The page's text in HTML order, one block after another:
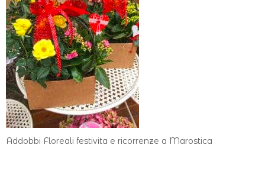
Addobbi Floreali festivita e ricorrenze a Marostica